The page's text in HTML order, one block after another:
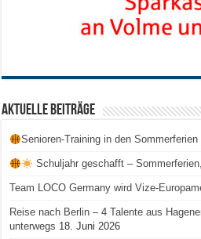
Aktuelle Beiträge
Senioren-Training in den
Schuljahr geschafft –
Team LOCO Germany wird Vize-
Reise nach Berlin – 4 Talente aus
unterwegs 18. Juni 2026